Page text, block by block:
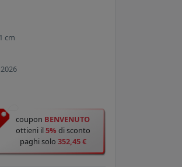
cm
coupon BENVENUTO
ottieni il5% di sconto
paghi solo 352,45 €